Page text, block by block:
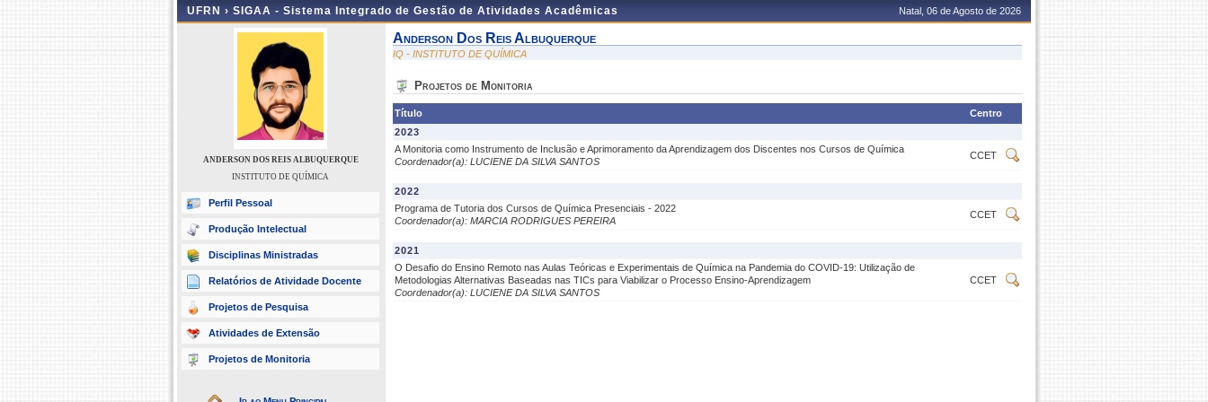
UFRN › SIGAA - Sistema Integrado de Gestão de Atividades Acadêmicas Natal, 06 de Agosto de 2026
ANDERSON DOS REIS ALBUQUERQUE
INSTITUTO DE QUÍMICA
Perfil Pessoal
Produção Intelectual
Disciplinas Ministradas
Relatórios de Atividade Docente
Projetos de Pesquisa
Atividades de Extensão
Projetos de Monitoria
Anderson Dos Reis Albuquerque
IQ - INSTITUTO DE QUÍMICA
Projetos de Monitoria
Título
Centro
2023
A Monitoria como Instrumento de Inclusão e Aprimoramento da Aprendizagem dos Discentes nos Cursos de Química
Coordenador(a): LUCIENE DA SILVA SANTOS
CCET
2022
Programa de Tutoria dos Cursos de Química Presenciais - 2022
Coordenador(a): MARCIA RODRIGUES PEREIRA
CCET
2021
O Desafio do Ensino Remoto nas Aulas Teóricas e Experimentais de Química na Pandemia do COVID-19: Utilização de
Metodologias Alternativas Baseadas nas TICs para Viabilizar o Processo Ensino-Aprendizagem
Coordenador(a): LUCIENE DA SILVA SANTOS
CCET